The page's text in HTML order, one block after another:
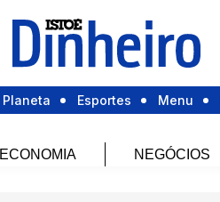
Planeta Esportes Menu
ECONOMIA NEGÓCIOS